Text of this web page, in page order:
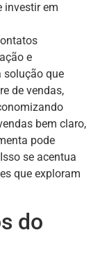
investir em
e
solução que
de vendas,
bem claro,
pode
se acentua
que exploram
do